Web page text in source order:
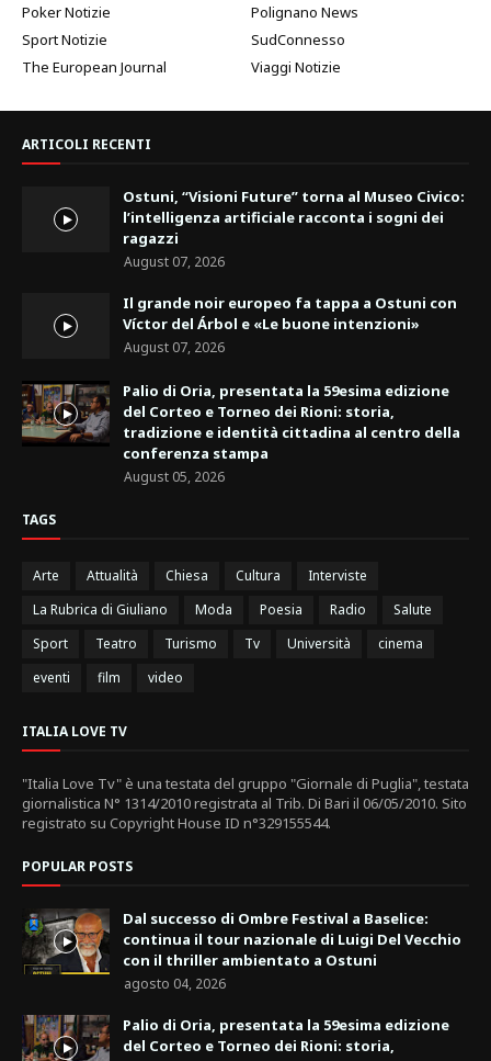
Poker Notizie
Polignano News
Sport Notizie
SudConnesso
The European Journal
Viaggi Notizie
ARTICOLI RECENTI
Ostuni, “Visioni Future” torna al Museo Civico:
l’intelligenza artificiale racconta i sogni dei
ragazzi
August 07, 2026
Il grande noir europeo fa tappa a Ostuni con
Víctor del Árbol e «Le buone intenzioni»
August 07, 2026
Palio di Oria, presentata la 59esima edizione
del Corteo e Torneo dei Rioni: storia,
tradizione e identità cittadina al centro della
conferenza stampa
August 05, 2026
TAGS
Arte Attualità Chiesa Cultura
Interviste
La Rubrica di Giuliano
Moda Poesia Radio
Salute
Sport
Teatro Turismo Tv Università
cinema
eventi
film video
ITALIA LOVE TV
"Italia Love Tv" è una testata del gruppo "Giornale di Puglia", testata
giornalistica N° 1314/2010 registrata al Trib. Di Bari il 06/05/2010. Sito
registrato su Copyright House ID n°329155544.
POPULAR POSTS
Dal successo di Ombre Festival a Baselice:
continua il tour nazionale di Luigi Del Vecchio
con il thriller ambientato a Ostuni
agosto 04, 2026
Palio di Oria, presentata la 59esima edizione
del Corteo e Torneo dei Rioni: storia,